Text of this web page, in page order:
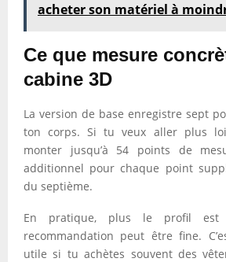
acheter son matériel à
Ce que mesure
cabine 3D
La version de base enregistre sept
ton corps. Si tu veux aller plus
monter jusqu’à 54 points de
additionnel pour chaque point
du septième.
En pratique, plus le profil est
recommandation peut être fine.
utile si tu achètes souvent des